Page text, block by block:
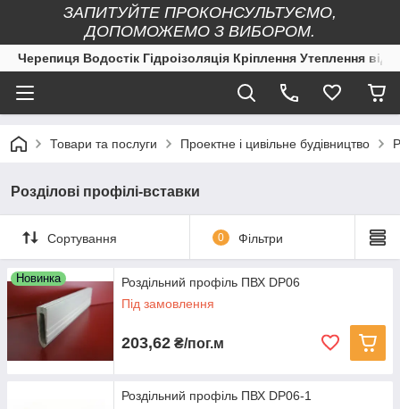
ЗАПИТУЙТЕ ПРОКОНСУЛЬТУЄМО,
ДОПОМОЖЕМО З ВИБОРОМ.
Черепиця Водостік Гідроізоляція Кріплення Утеплення
Товари та послуги Проектне і цивільне будівництво
Розділові профілі-вставки
Сортування 0 Фільтри
Новинка
Роздільний профіль ПВХ DP06
Під замовлення
203,62 ₴/пог.м
Роздільний профіль ПВХ DP06-1